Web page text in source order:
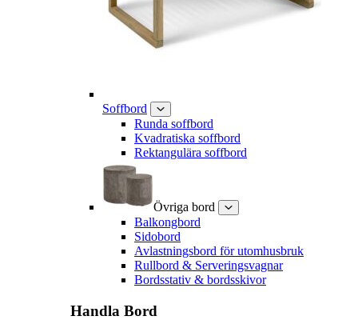
Soffbord
Runda soffbord
Kvadratiska soffbord
Rektangulära soffbord
Övriga bord
Balkongbord
Sidobord
Avlastningsbord för utomhusbruk
Rullbord & Serveringsvagnar
Bordsstativ & bordsskivor
Handla Bord